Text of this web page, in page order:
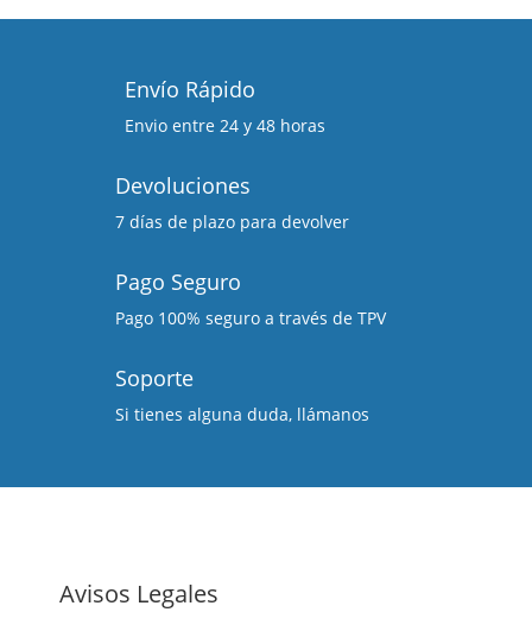
Envío Rápido
Envio entre 24 y 48 horas
Devoluciones
7 días de plazo para devolver
Pago Seguro
Pago 100% seguro a través de TPV
Soporte
Si tienes alguna duda, llámanos
Avisos Legales